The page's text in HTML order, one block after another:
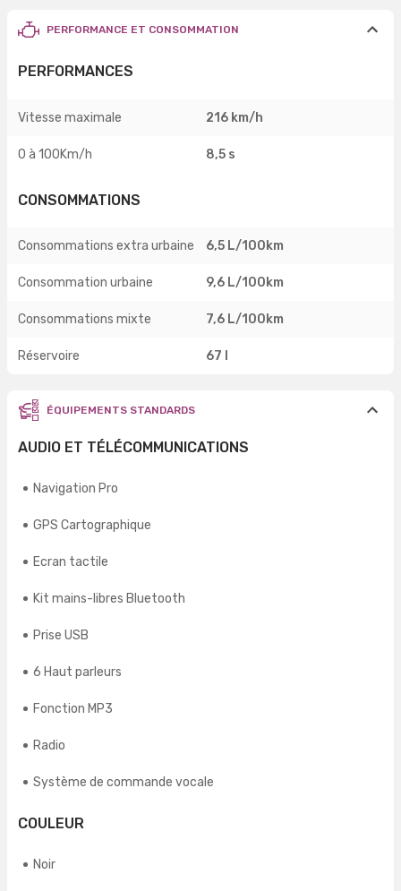
PERFORMANCE ET CONSOMMATION
PERFORMANCES
Vitesse maximale 216 km/h
0 à 100Km/h 8,5 s
CONSOMMATIONS
Consommations extra urbaine 6,5 L/100km
Consommation urbaine 9,6 L/100km
Consommations mixte 7,6 L/100km
Réservoire 67 l
ÉQUIPEMENTS STANDARDS
AUDIO ET TÉLÉCOMMUNICATIONS
Navigation Pro
GPS Cartographique
Ecran tactile
Kit mains-libres Bluetooth
Prise USB
6 Haut parleurs
Fonction MP3
Radio
Système de commande vocale
COULEUR
Noir